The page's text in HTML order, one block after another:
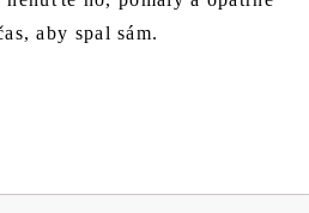
aby spal sám.